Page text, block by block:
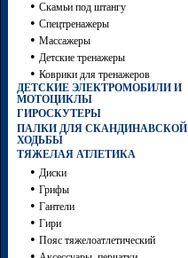
• Скамьи под штангу
• Спецтренажеры
• Массажеры
• Детские тренажеры
• Коврики для тренажеров
ДЕТСКИЕ ЭЛЕКТРОМОБИЛИ И
МОТОЦИКЛЫ
ГИРОСКУТЕРЫ
ПАЛКИ ДЛЯ СКАНДИНАВСКОЙ
ХОДЬБЫ
ТЯЖЕЛАЯ АТЛЕТИКА
• Диски
• Грифы
• Гантели
• Гири
• Пояс тяжелоатлетический